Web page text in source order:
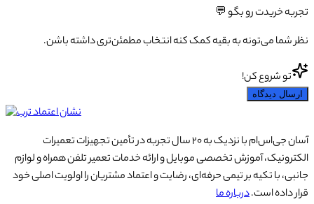
تجربه خریدت رو بگو 💬
نظر شما می‌تونه به بقیه کمک کنه انتخاب مطمئن‌تری داشته باشن.
تو شروع کن!
ارسال دیدگاه
آسان جی‌اس‌ام با نزدیک به ۲۰ سال تجربه در تأمین تجهیزات تعمیرات
الکترونیک، آموزش تخصصی موبایل و ارائه خدمات تعمیر تلفن همراه و لوازم
جانبی، با تکیه بر تیمی حرفه‌ای، رضایت و اعتماد مشتریان را اولویت اصلی خود
قرار داده است.درباره ما